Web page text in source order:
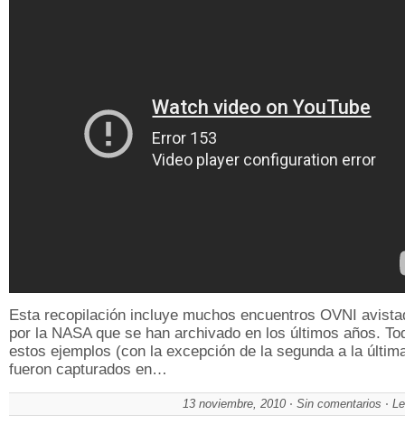
Esta recopilación incluye muchos encuentros OVNI
por la NASA que se han archivado en los últimos años.
estos ejemplos (con la excepción de la segunda a la
fueron capturados en…
13 noviembre, 2010 Sin comentarios